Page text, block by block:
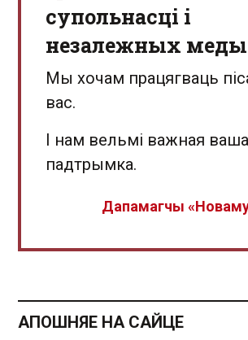
супольнасці і
незалежных
Мы хочам працягваць
вас.
І нам вельмі важная ваша
падтрымка.
Дапамагчы
АПОШНЯЕ НА САЙЦЕ